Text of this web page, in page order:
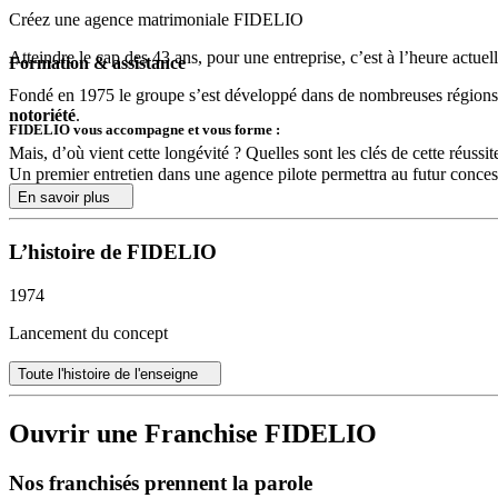
Créez une agence matrimoniale FIDELIO
Atteindre le cap des 43 ans, pour une entreprise, c’est à l’heure
Fondé en 1975 le groupe s’est développé dans de nombreuses
notoriété.
Mais, d’où vient cette longévité ? Quelles sont les clés de cette
La combinaison de plusieurs facteurs :
Aujourd’hui plus que jamais et dans le domaine de la rencontre
Ils se dirigent vers une marque connue qui a fait ses preuves, qui
toutes ces exigences.
Spécialiste de la rencontre sérieuse depuis plus de 43 ans, fidelio
Formation & assistance
FIDELIO vous accompagne et vous forme :
Un premier entretien dans une agence pilote permettra au futur
La formation est répartie en 3 étapes :
STAGE THEORIQUE :
Les techniques de vente appropriées à l’Activité
Etudes de la communication sur le secteur
Différents médias
Concurrence
STAGE PRATIQUE :
Coaching/accompagnement
En savoir plus
L’histoire de FIDELIO
1974
Lancement du concept
Toute l'histoire de l'enseigne
Ouvrir une Franchise FIDELIO
Nos franchisés prennent la parole